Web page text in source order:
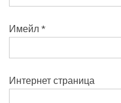
Имейл *
Интернет страница